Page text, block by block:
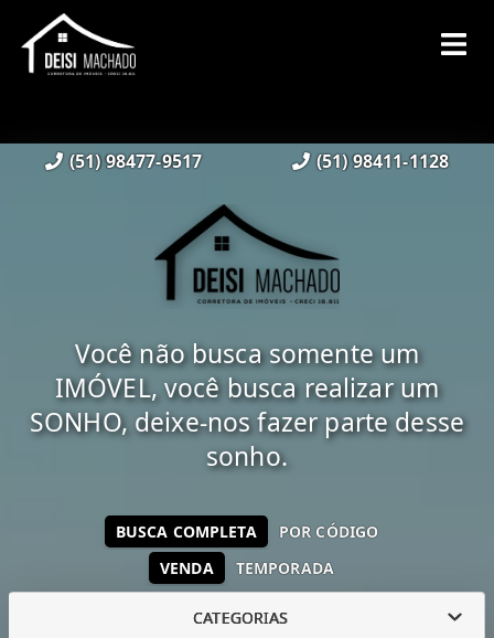
(51) 98477-9517 (51) 98411-1128
Você não busca somente um
IMÓVEL, você busca realizar um
SONHO, deixe-nos fazer parte desse
sonho.
VENDA TEMPORADA
BUSCA COMPLETA POR CÓDIGO
CATEGORIAS